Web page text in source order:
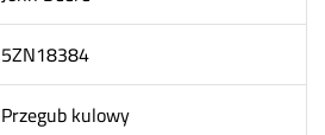
5ZN18384
Przegub kulowy